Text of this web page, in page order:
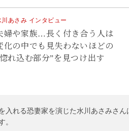
川あさみ インタビュー
婦や家族…長く付き合う人は
化の中でも見失わないほどの
れ込む部分”を見つけ出す
入れる恐妻家を演じた水川あさみさ
。